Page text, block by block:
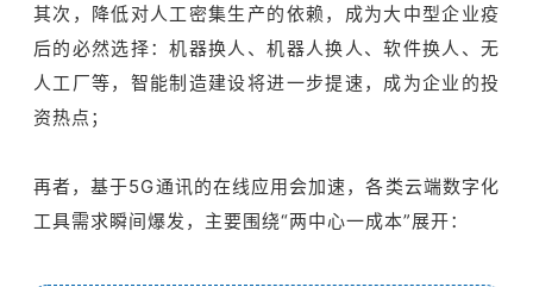
其次，降低对人工密集生产的依赖，成为大中型企业疫
后的必然选择：机器换人、机器人换人、软件换人、无
人工厂等，智能制造建设将进一步提速，成为企业的投
资热点；
再者，基于5G通讯的在线应用会加速，各类云端数字化
工具需求瞬间爆发，主要围绕“两中心一成本”展开：